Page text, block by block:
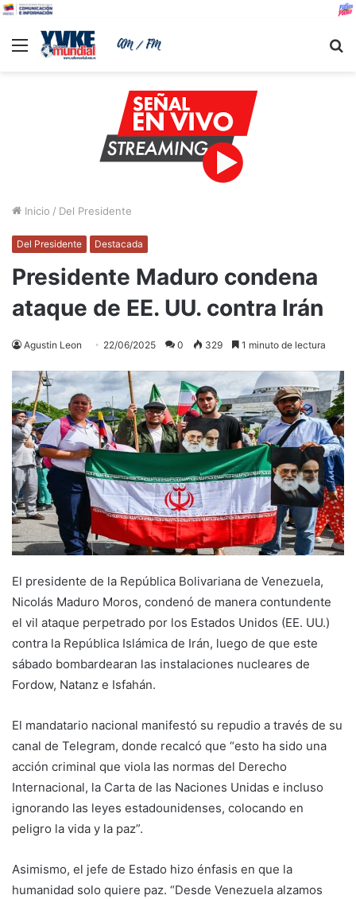
Menu
Inicio / Del Presidente
Del Presidente Destacada
Presidente Maduro condena
ataque de EE. UU. contra Irán
Agustin Leon 22/06/2025 0 329 1 minuto de lectura
El presidente de la República Bolivariana de Venezuela,
Nicolás Maduro Moros, condenó de manera contundente
el vil ataque perpetrado por los Estados Unidos (EE. UU.)
contra la República Islámica de Irán, luego de que este
sábado bombardearan las instalaciones nucleares de
Fordow, Natanz e Isfahán.
El mandatario nacional manifestó su repudio a través de su
canal de Telegram, donde recalcó que “esto ha sido una
acción criminal que viola las normas del Derecho
Internacional, la Carta de las Naciones Unidas e incluso
ignorando las leyes estadounidenses, colocando en
peligro la vida y la paz”.
Asimismo, el jefe de Estado hizo énfasis en que la
humanidad solo quiere paz. “Desde Venezuela alzamos